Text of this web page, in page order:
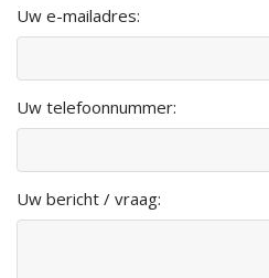
Uw e-mailadres:
Uw telefoonnummer:
Uw bericht / vraag: